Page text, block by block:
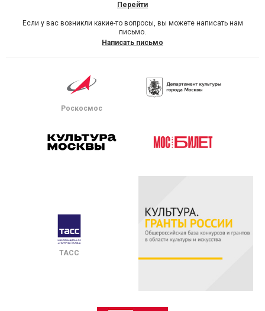
Перейти
Если у вас возникли какие-то вопросы, вы можете написать нам
письмо.
Написать письмо
Роскосмос
ТАСС